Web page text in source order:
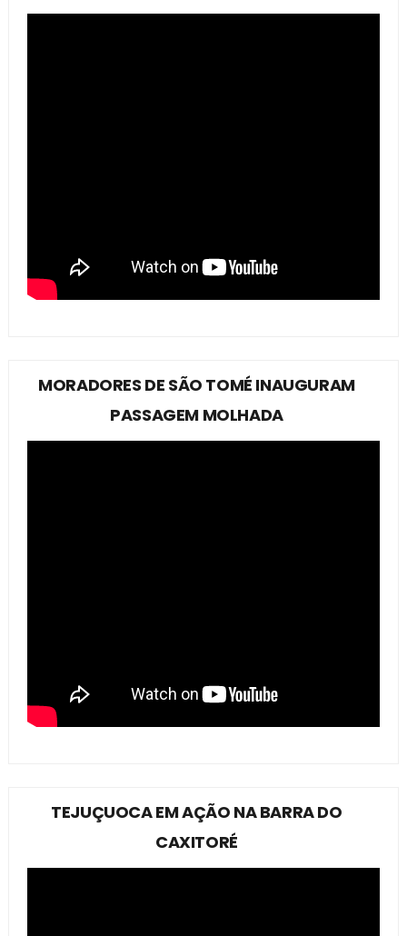
MORADORES DE SÃO TOMÉ INAUGURAM
PASSAGEM MOLHADA
TEJUÇUOCA EM AÇÃO NA BARRA DO
CAXITORÉ